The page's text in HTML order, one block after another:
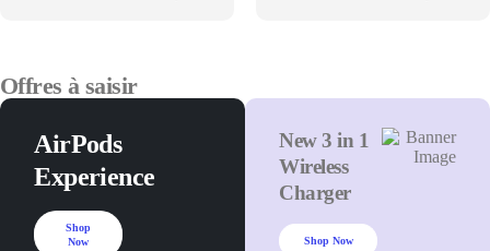
Offres à saisir
AirPods
Experience
Shop
Now
New 3 in 1
Wireless
Charger
Shop Now